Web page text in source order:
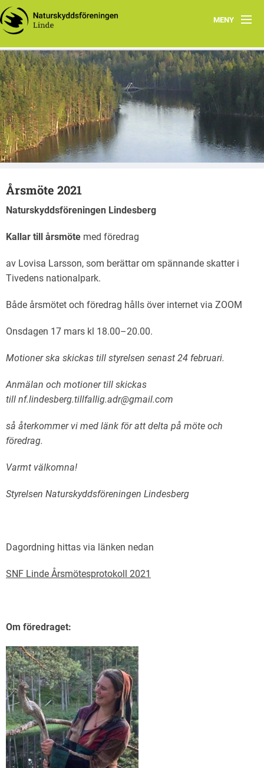
MENY
Hem
Lindesbergs natur
Hammarskogsån
Natursnokarna Lindesberg
Naturskyddsföreningen Lindesberg
Årsmöte 2021
Naturskyddsföreningen Lindesberg
Kallar till årsmöte med föredrag
av Lovisa Larsson, som berättar om spännande skatter i
Tivedens nationalpark.
Både årsmötet och föredrag hålls över internet via ZOOM
Onsdagen 17 mars kl 18.00–20.00.
Motioner ska skickas till styrelsen senast 24 februari.
Anmälan och motioner till skickas
till nf.lindesberg.tillfallig.adr@gmail.com
så återkommer vi med länk för att delta på möte och
föredrag.
Varmt välkomna!
Styrelsen Naturskyddsföreningen Lindesberg
Dagordning hittas via länken nedan
SNF Linde Årsmötesprotokoll 2021
Om föredraget: